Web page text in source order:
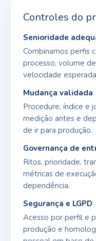
Controles do
Senioridade
Combinamos perfis
processo, volume
velocidade
Mudança validada
Procedure, índice e
medição antes e
de ir para produção.
Governança de
Ritos, prioridade,
métricas de
dependência.
Segurança e LGPD
Acesso por perfil e
produção e